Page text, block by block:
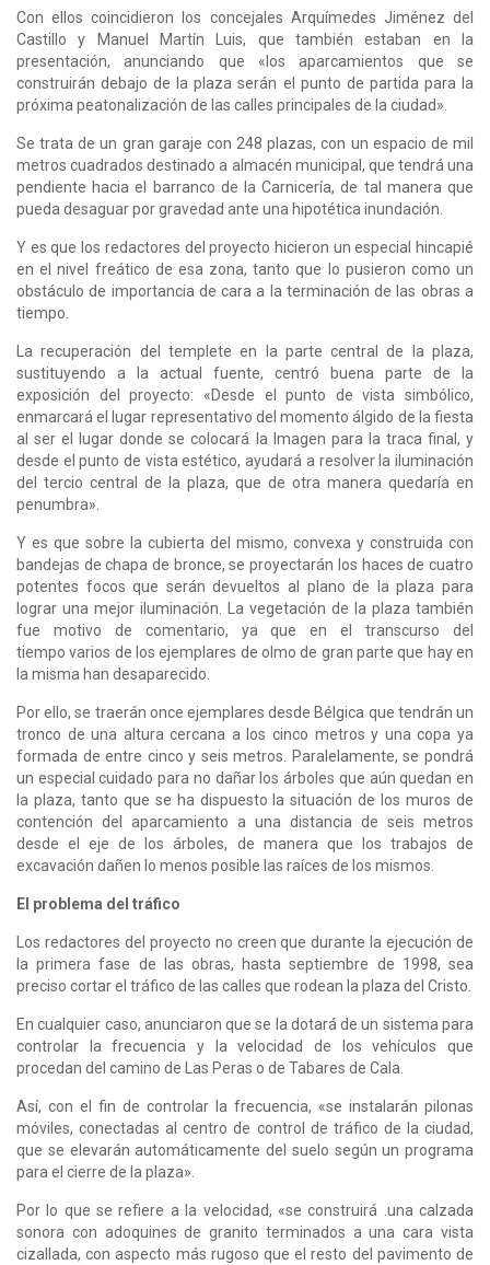
Con ellos coincidieron los concejales Arquímedes Jiménez del
Castillo y Manuel Martín Luis, que también estaban en la
presentación, anunciando que «los aparcamientos que se
construirán debajo de la plaza serán el punto de partida para la
próxima peatonalización de las calles principales de la ciudad».
Se trata de un gran garaje con 248 plazas, con un espacio de mil
metros cuadrados destinado a almacén municipal, que tendrá una
pendiente hacia el barranco de la Carnicería, de tal manera que
pueda desaguar por gravedad ante una hipotética inundación.
Y es que los redactores del proyecto hicieron un especial hincapié
en el nivel freático de esa zona, tanto que lo pusieron como un
obstáculo de importancia de cara a la terminación de las obras a
tiempo.
La recuperación del templete en la parte central de la plaza,
sustituyendo a la actual fuente, centró buena parte de la
exposición del proyecto: «Desde el punto de vista simbólico,
enmarcará el lugar representativo del momento álgido de la fiesta
al ser el lugar donde se colocará la Imagen para la traca final, y
desde el punto de vista estético, ayudará a resolver la iluminación
del tercio central de la plaza, que de otra manera quedaría en
penumbra».
Y es que sobre la cubierta del mismo, convexa y construida con
bandejas de chapa de bronce, se proyectarán los haces de cuatro
potentes focos que serán devueltos al plano de la plaza para
lograr una mejor iluminación. La vegetación de la plaza también
fue motivo de comentario, ya que en el transcurso del
tiempo varios de los ejemplares de olmo de gran parte que hay en
la misma han desaparecido.
Por ello, se traerán once ejemplares desde Bélgica que tendrán un
tronco de una altura cercana a los cinco metros y una copa ya
formada de entre cinco y seis metros. Paralelamente, se pondrá
un especial cuidado para no dañar los árboles que aún quedan en
la plaza, tanto que se ha dispuesto la situación de los muros de
contención del aparcamiento a una distancia de seis metros
desde el eje de los árboles, de manera que los trabajos de
excavación dañen lo menos posible las raíces de los mismos.
El problema del tráfico
Los redactores del proyecto no creen que durante la ejecución de
la primera fase de las obras, hasta septiembre de 1998, sea
preciso cortar el tráfico de las calles que rodean la plaza del Cristo.
En cualquier caso, anunciaron que se la dotará de un sistema para
controlar la frecuencia y la velocidad de los vehículos que
procedan del camino de Las Peras o de Tabares de Cala.
Así, con el fin de controlar la frecuencia, «se instalarán pilonas
móviles, conectadas al centro de control de tráfico de la ciudad,
que se elevarán automáticamente del suelo según un programa
para el cierre de la plaza».
Por lo que se refiere a la velocidad, «se construirá .una calzada
sonora con adoquines de granito terminados a una cara vista
cizallada, con aspecto más rugoso que el resto del pavimento de